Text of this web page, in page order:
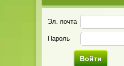
Эл. почта
Пароль